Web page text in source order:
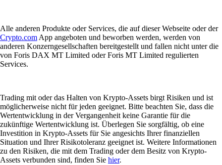
Alle anderen Produkte oder Services, die auf dieser Webseite oder der
Crypto.com App angeboten und beworben werden, werden von
anderen Konzerngesellschaften bereitgestellt und fallen nicht unter die
von Foris DAX MT Limited oder Foris MT Limited regulierten
Services.
Trading mit oder das Halten von Krypto-Assets birgt Risiken und ist
möglicherweise nicht für jeden geeignet. Bitte beachten Sie, dass die
Wertentwicklung in der Vergangenheit keine Garantie für die
zukünftige Wertentwicklung ist. Überlegen Sie sorgfältig, ob eine
Investition in Krypto-Assets für Sie angesichts Ihrer finanziellen
Situation und Ihrer Risikotoleranz geeignet ist. Weitere Informationen
zu den Risiken, die mit dem Trading oder dem Besitz von Krypto-
Assets verbunden sind, finden Sie hier.